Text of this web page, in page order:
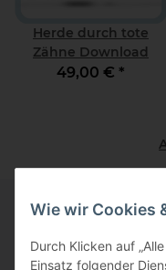
Herde durch tote
Zähne Download
49,00 € *
Informationen
Wie wir Cookies
Durch Klicken auf
Einsatz folgender